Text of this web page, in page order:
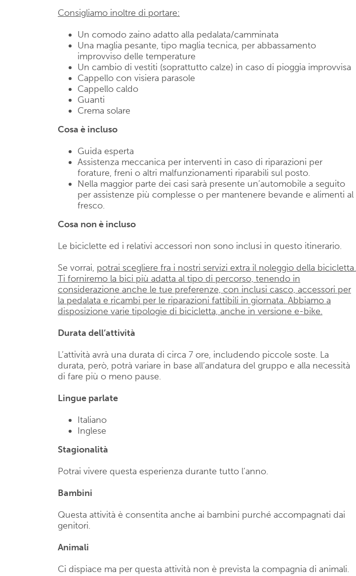
Consigliamo inoltre di portare:
Un comodo zaino adatto alla pedalata/camminata
Una maglia pesante, tipo maglia tecnica, per abbassamento
improvviso delle temperature
Un cambio di vestiti (soprattutto calze) in caso di pioggia improvvisa
Cappello con visiera parasole
Cappello caldo
Guanti
Crema solare
Cosa è incluso
Guida esperta
Assistenza meccanica per interventi in caso di riparazioni per
forature, freni o altri malfunzionamenti riparabili sul posto.
Nella maggior parte dei casi sarà presente un’automobile a seguito
per assistenze più complesse o per mantenere bevande e alimenti al
fresco.
Cosa non è incluso
Le biciclette ed i relativi accessori non sono inclusi in questo itinerario.
Se vorrai, potrai scegliere fra i nostri servizi extra il noleggio della bicicletta.
Ti forniremo la bici più adatta al tipo di percorso, tenendo in
considerazione anche le tue preferenze, con inclusi casco, accessori per
la pedalata e ricambi per le riparazioni fattibili in giornata. Abbiamo a
disposizione varie tipologie di bicicletta, anche in versione e-bike.
Durata dell’attività
L’attività avrà una durata di circa 7 ore, includendo piccole soste. La
durata, però, potrà variare in base all’andatura del gruppo e alla necessità
di fare più o meno pause.
Lingue parlate
Italiano
Inglese
Stagionalità
Potrai vivere questa esperienza durante tutto l’anno.
Bambini
Questa attività è consentita anche ai bambini purché accompagnati dai
genitori.
Animali
Ci dispiace ma per questa attività non è prevista la compagnia di animali.